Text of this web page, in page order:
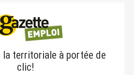
la territoriale à portée de
clic!